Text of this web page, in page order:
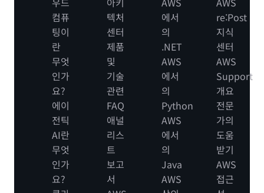
컴퓨
팅이
란
무엇
인가
요?
에이
전틱
AI란
무엇
인가
요?
텍처
센터
제품
및
기술
관련
FAQ
애널
리스
트
보고
서
에서
의
.NET
AWS
에서
의
Python
AWS
에서
의
Java
AWS
re:Post
지식
센터
AWS
Support
개요
전문
가의
도움
받기
AWS
접근